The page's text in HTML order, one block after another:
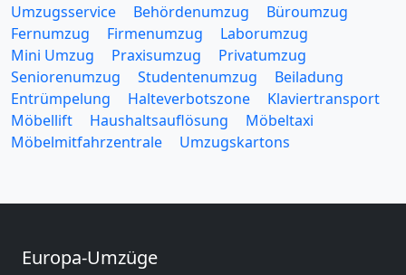
Umzugsservice Behördenumzug
Büroumzug
Fernumzug
Firmenumzug
Laborumzug
Mini Umzug
Praxisumzug
Privatumzug
Seniorenumzug
Studentenumzug
Beiladung
Entrümpelung
Halteverbotszone
Klaviertransport
Möbellift
Haushaltsauflösung
Möbeltaxi
Möbelmitfahrzentrale
Umzugskartons
Europa-Umzüge